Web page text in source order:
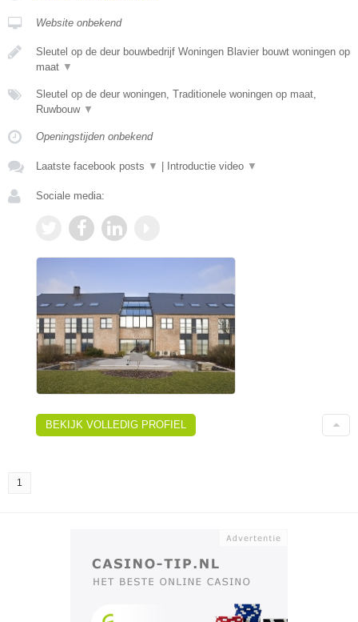
Website onbekend
Sleutel op de deur bouwbedrijf Woningen Blavier bouwt woningen op
maat ▼
Sleutel op de deur woningen, Traditionele woningen op maat,
Ruwbouw ▼
Openingstijden onbekend
Laatste facebook posts ▼ Introductie video ▼
Sociale media:
BEKIJK VOLLEDIG PROFIEL
1